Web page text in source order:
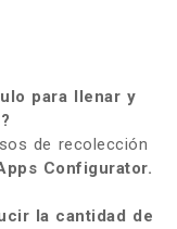
para llenar y
de recolección
Configurator.
la cantidad de